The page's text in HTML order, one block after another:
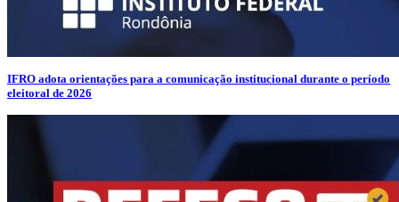
IFRO adota orientações para a comunicação institucional durante o período
eleitoral de 2026